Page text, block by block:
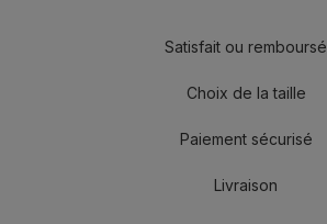
Satisfait ou remboursé
Choix de la taille
Paiement sécurisé
Livraison